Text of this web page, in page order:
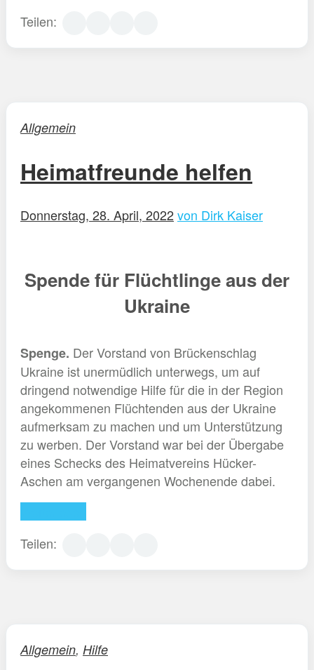
Teilen:
Allgemein
Heimatfreunde helfen
Donnerstag, 28. April, 2022von Dirk Kaiser
Spende für Flüchtlinge aus der
Ukraine
Spenge. Der Vorstand von Brückenschlag
Ukraine ist unermüdlich unterwegs, um auf
dringend notwendige Hilfe für die in der Region
angekommenen Flüchtenden aus der Ukraine
aufmerksam zu machen und um Unterstützung
zu werben. Der Vorstand war bei der Übergabe
eines Schecks des Heimatvereins Hücker-
Aschen am vergangenen Wochenende dabei.
Teilen:
Allgemein, Hilfe